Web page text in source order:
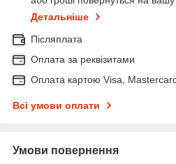
Детальніше
Післяплата
Оплата за реквізитами
Оплата картою Visa,
Всі умови оплати
Умови повернення